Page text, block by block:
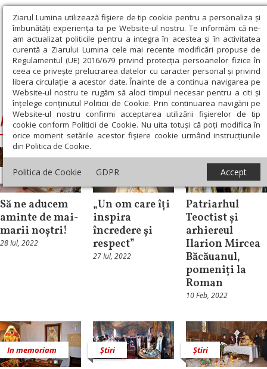
Ziarul Lumina utilizează fişiere de tip cookie pentru a personaliza și
îmbunătăți experiența ta pe Website-ul nostru. Te informăm că ne-
am actualizat politicile pentru a integra în acestea și în activitatea
curentă a Ziarului Lumina cele mai recente modificări propuse de
Regulamentul (UE) 2016/679 privind protecția persoanelor fizice în
ceea ce privește prelucrarea datelor cu caracter personal și privind
libera circulație a acestor date. Înainte de a continua navigarea pe
Website-ul nostru te rugăm să aloci timpul necesar pentru a citi și
înțelege conținutul Politicii de Cookie. Prin continuarea navigării pe
Website-ul nostru confirmi acceptarea utilizării fişierelor de tip
cookie conform Politicii de Cookie. Nu uita totuși că poți modifica în
orice moment setările acestor fişiere cookie urmând instrucțiunile
din Politica de Cookie.
Politica de Cookie GDPR Accept
Ziarul Lumina › Patriarhul Teoctist
Patriarhul Teoctist
In memoriam
Să ne aducem
aminte de mai-
marii noștri!
28 Iul, 2022
In memoriam
„Un om care îți
inspira
încredere și
respect”
27 Iul, 2022
Patriarhul
Teoctist și
arhiereul
Ilarion Mircea
Băcăuanul,
pomeniți la
Roman
10 Feb, 2022
In memoriam Știri Știri